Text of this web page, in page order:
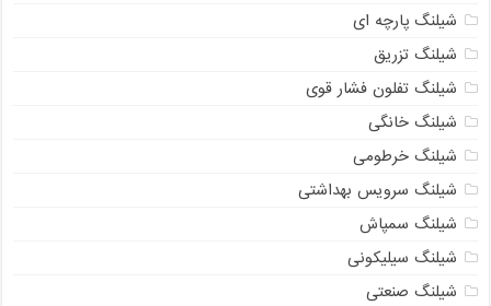
شیلنگ پارچه‌ ای
شیلنگ تزریق
شیلنگ تفلون فشار قوی
شیلنگ خانگی
شیلنگ خرطومی
شیلنگ سرویس بهداشتی
شیلنگ سمپاش
شیلنگ سیلیکونی
شیلنگ صنعتی